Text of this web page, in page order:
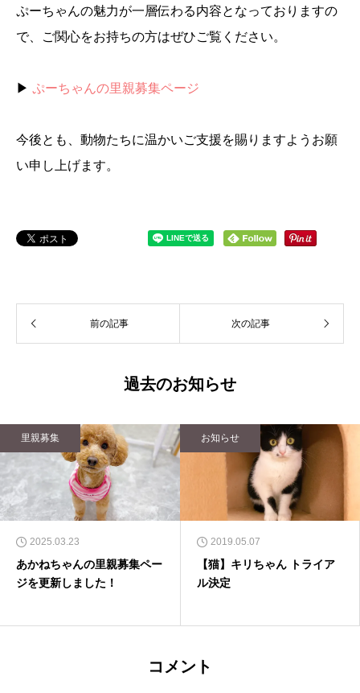
ぷーちゃんの魅力が一層伝わる内容となっておりますの
で、ご関心をお持ちの方はぜひご覧ください。
▶︎ ぷーちゃんの里親募集ページ
今後とも、動物たちに温かいご支援を賜りますようお願
い申し上げます。
前の記事 次の記事
過去のお知らせ
里親募集
2025.03.23
あかねちゃんの里親募集ペー
ジを更新しました！
お知らせ
2019.05.07
【猫】キリちゃん トライア
ル決定
コメント